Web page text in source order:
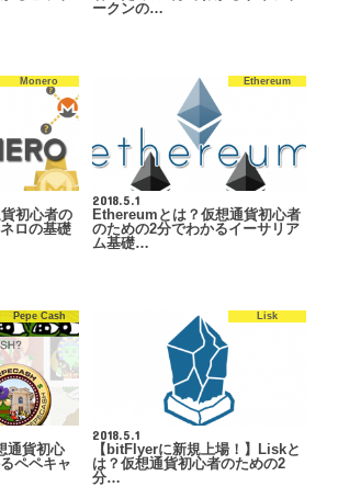
ークンの…
Monero
初心者の
ロの基礎
Ethereum
2018.5.1
Ethereumとは？仮想通貨初心者
のための2分でわかるイーサリア
ム基礎…
Pepe Cash
通貨初心
ペペキャ
Lisk
2018.5.1
【bitFlyerに新規上場！】Liskと
は？仮想通貨初心者のための2
分…